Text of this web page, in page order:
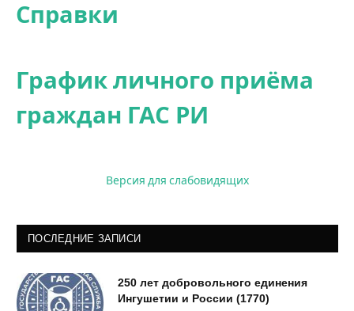
Справки
График личного приёма
граждан ГАС РИ
Версия для слабовидящих
ПОСЛЕДНИЕ ЗАПИСИ
250 лет добровольного единения
Ингушетии и России (1770)